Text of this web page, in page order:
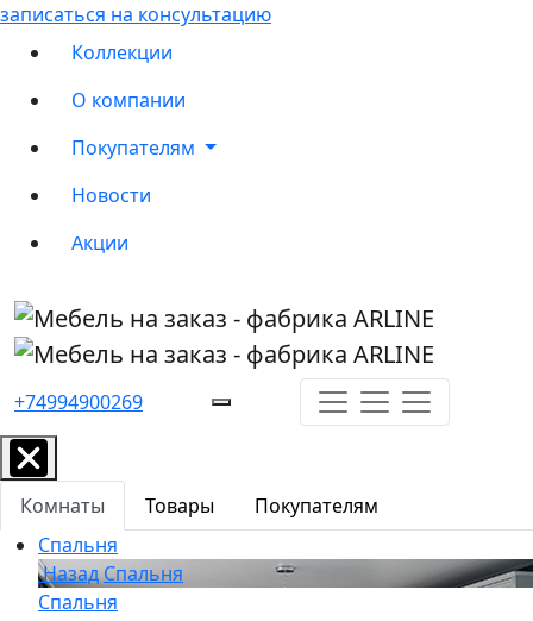
записаться на консультацию
Коллекции
О компании
Покупателям
Новости
Акции
+74994900269